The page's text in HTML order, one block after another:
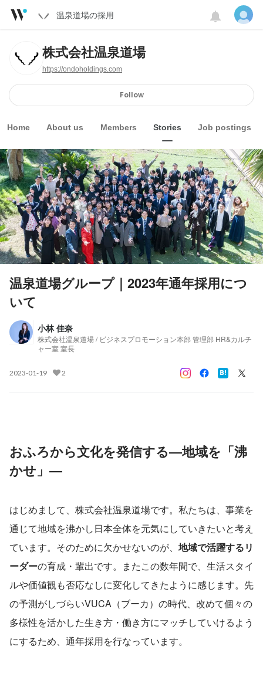
温泉道場の採用
株式会社温泉道場
https://ondoholdings.com
Follow
Home About us Members Stories Job postings
温泉道場グループ｜2023年通年採用につ
いて
小林 佳奈
株式会社温泉道場 / ビジネスプロモーション本部 管理部 HR&カルチ
ャー室 室長
2023-01-19 2
おふろから文化を発信する―地域を「沸
かせ」―
はじめまして、株式会社温泉道場です。私たちは、事業を
通じて地域を沸かし日本全体を元気にしていきたいと考え
ています。そのために欠かせないのが、 地域で活躍するリ
ーダーの育成・輩出です。またこの数年間で、生活スタイ
ルや価値観も否応なしに変化してきたように感じます。先
の予測がしづらいVUCA（ブーカ）の時代、改めて個々の
多様性を活かした生き方・働き方にマッチしていけるよう
にするため、通年採用を行なっています。